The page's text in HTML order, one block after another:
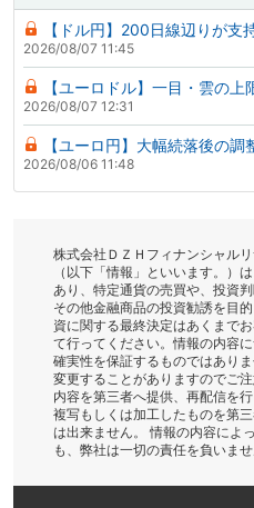
【ドル円】200日線辺りが支
2026/08/07 11:45
【ユーロドル】一目・雲の
2026/08/07 12:31
【ユーロ円】大幅続落後の
2026/08/06 11:48
株式会社ＤＺＨフィナンシャル
（以下「情報」といいます。）
あり、特定通貨の売買や、投資
その他金融商品の投資勧誘を目
資に関する最終決定はあくまで
て行ってください。情報の内容
確実性を保証するものではあり
変更することがありますのでご
内容を第三者へ提供、再配信を
複写もしくは加工したものを第
は出来ません。 情報の内容によ
も、弊社は一切の責任を負いませ